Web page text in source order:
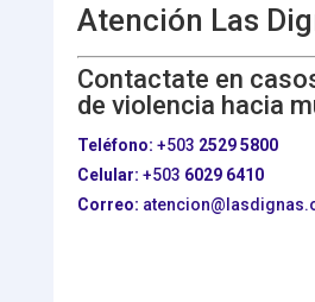
Atención Las
Contactate en
de violencia hacia
Teléfono: +503 2529 5800
Celular: +503 6029 6410
Correo: